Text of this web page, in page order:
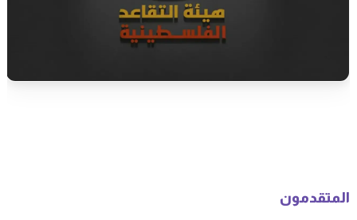
المتقدمون